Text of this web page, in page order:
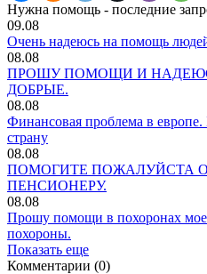
Нужна помощь - последние
09.08
Очень надеюсь на помощь
08.08
ПРОШУ ПОМОЩИ И
ДОБРЫЕ.
08.08
Финансовая проблема в
страну
08.08
ПОМОГИТЕ ПОЖАЛУЙСТА
ПЕНСИОНЕРУ.
08.08
Прошу помощи в похоронах
похороны.
Показать еще
Комментарии (0)